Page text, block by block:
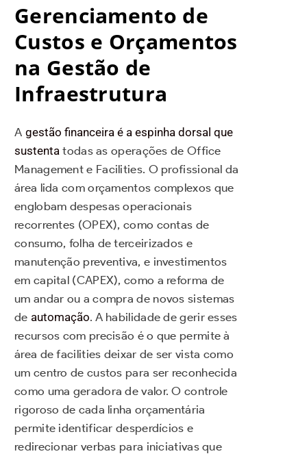
Gerenciamento de
Custos e Orçamentos
na Gestão de
Infraestrutura
A gestão financeira é a espinha dorsal que
sustenta todas as operações de Office
Management e Facilities. O profissional da
área lida com orçamentos complexos que
englobam despesas operacionais
recorrentes (OPEX), como contas de
consumo, folha de terceirizados e
manutenção preventiva, e investimentos
em capital (CAPEX), como a reforma de
um andar ou a compra de novos sistemas
de automação. A habilidade de gerir esses
recursos com precisão é o que permite à
área de facilities deixar de ser vista como
um centro de custos para ser reconhecida
como uma geradora de valor. O controle
rigoroso de cada linha orçamentária
permite identificar desperdícios e
redirecionar verbas para iniciativas que